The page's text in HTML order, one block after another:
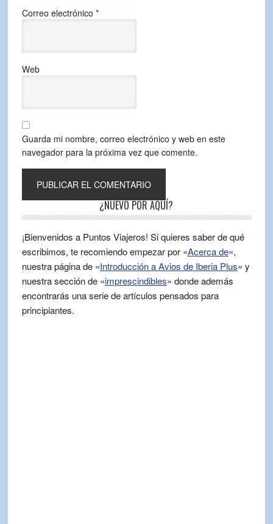
Correo electrónico *
Web
Guarda mi nombre, correo electrónico y web en este
navegador para la próxima vez que comente.
¿NUEVO POR AQUÍ?
¡Bienvenidos a Puntos Viajeros! Si quieres saber de qué
escribimos, te recomiendo empezar por «Acerca de«,
nuestra página de «Introducción a Avios de Iberia Plus» y
nuestra sección de «imprescindibles» donde además
encontrarás una serie de artículos pensados para
principiantes.